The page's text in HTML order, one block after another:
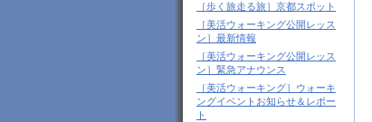
［歩く旅走る旅］京都スポット
［美活ウォーキング公開レッス
ン］最新情報
［美活ウォーキング公開レッス
ン］緊急アナウンス
［美活ウォーキング］ウォーキ
ングイベントお知らせ＆レポー
ト